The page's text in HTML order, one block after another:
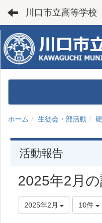
川口市立高等学校
ホーム 生徒会・部活動
活動報告
2025年2月
2025年2月 10件